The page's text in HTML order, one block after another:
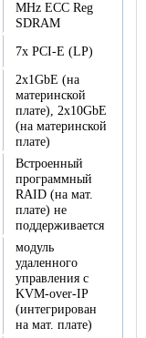
MHz ECC Reg
SDRAM
7x PCI-E (LP)
2x1GbE (на
материнской
плате), 2x10GbE
(на материнской
плате)
Встроенный
программный
RAID (на мат.
плате) не
поддерживается
модуль
удаленного
управления с
KVM-over-IP
(интегрирован
на мат. плате)